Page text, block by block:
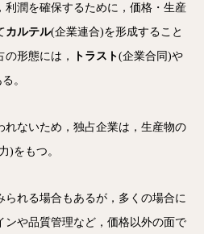
利潤を確保するために，価格・生産
カルテル(企業連合)を形成すること
形態には，
トラスト(企業合同)や
。
れないため，独占企業は，生産物の
)をもつ。
られる場合もあるが，多くの場合に
ンや品質管理など，価格以外の面で